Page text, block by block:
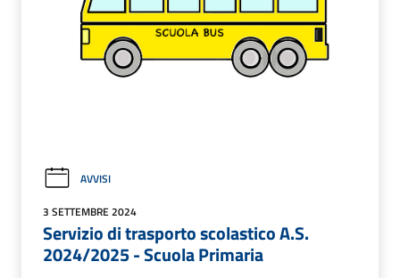
AVVISI
3 SETTEMBRE 2024
Servizio di trasporto scolastico A.S.
2024/2025 - Scuola Primaria